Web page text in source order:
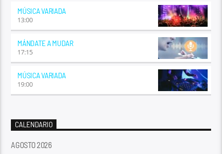
MÚSICA VARIADA
13:00
MÁNDATE A MUDAR
17:15
MÚSICA VARIADA
19:00
CALENDARIO
AGOSTO 2026